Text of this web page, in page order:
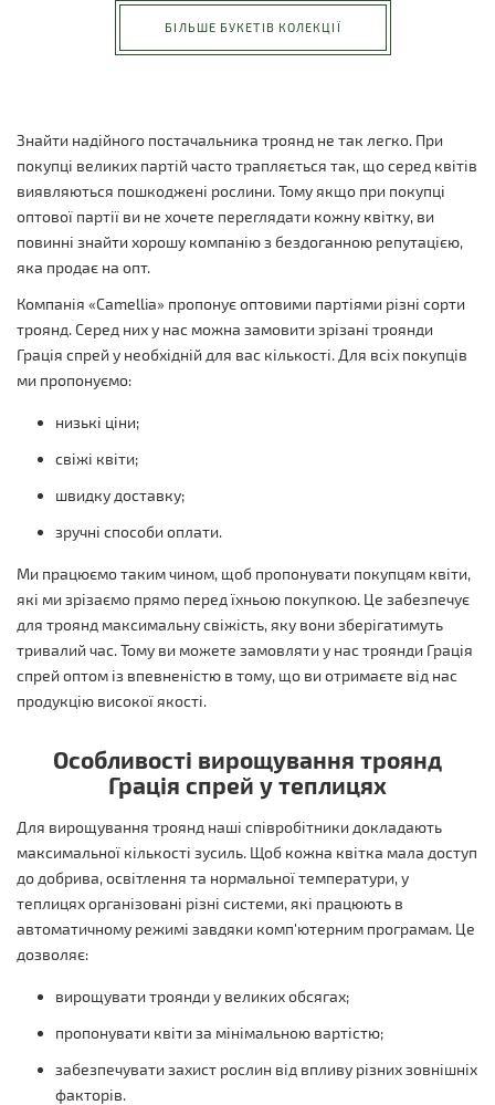
БІЛЬШЕ БУКЕТІВ КОЛЕКЦІЇ
Знайти надійного постачальника троянд не так легко. При
покупці великих партій часто трапляється так, що серед квітів
виявляються пошкоджені рослини. Тому якщо при покупці
оптової партії ви не хочете переглядати кожну квітку, ви
повинні знайти хорошу компанію з бездоганною репутацією,
яка продає на опт.
Компанія «Camellia» пропонує оптовими партіями різні сорти
троянд. Серед них у нас можна замовити зрізані троянди
Грація спрей у необхідній для вас кількості. Для всіх покупців
ми пропонуємо:
низькі ціни;
свіжі квіти;
швидку доставку;
зручні способи оплати.
Ми працюємо таким чином, щоб пропонувати покупцям квіти,
які ми зрізаємо прямо перед їхньою покупкою. Це забезпечує
для троянд максимальну свіжість, яку вони зберігатимуть
тривалий час. Тому ви можете замовляти у нас троянди Грація
спрей оптом із впевненістю в тому, що ви отримаєте від нас
продукцію високої якості.
Особливості вирощування троянд
Грація спрей у теплицях
Для вирощування троянд наші співробітники докладають
максимальної кількості зусиль. Щоб кожна квітка мала доступ
до добрива, освітлення та нормальної температури, у
теплицях організовані різні системи, які працюють в
автоматичному режимі завдяки комп'ютерним програмам. Це
дозволяє:
вирощувати троянди у великих обсягах;
пропонувати квіти за мінімальною вартістю;
забезпечувати захист рослин від впливу різних зовнішніх
факторів.